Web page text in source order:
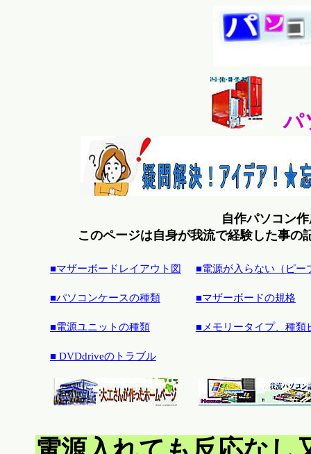
パ
自作パソコン
このページは自身が我流で経験した事
■マザーボードレイアウト図 ■電源が入らない（ピー
■パソコンケースの種類 ■マザーボードの規格
■電源ユニットの種類 ■メモリータイプ、種類
■ DVDdriveのトラブル